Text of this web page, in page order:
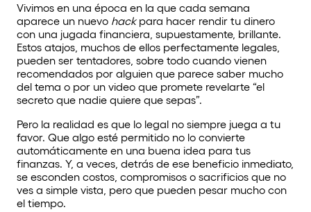
Vivimos en una época en la que cada semana
aparece un nuevo hack para hacer rendir tu dinero
con una jugada financiera, supuestamente, brillante.
Estos atajos, muchos de ellos perfectamente legales,
pueden ser tentadores, sobre todo cuando vienen
recomendados por alguien que parece saber mucho
del tema o por un video que promete revelarte “el
secreto que nadie quiere que sepas”.
Pero la realidad es que lo legal no siempre juega a tu
favor. Que algo esté permitido no lo convierte
automáticamente en una buena idea para tus
finanzas. Y, a veces, detrás de ese beneficio inmediato,
se esconden costos, compromisos o sacrificios que no
ves a simple vista, pero que pueden pesar mucho con
el tiempo.